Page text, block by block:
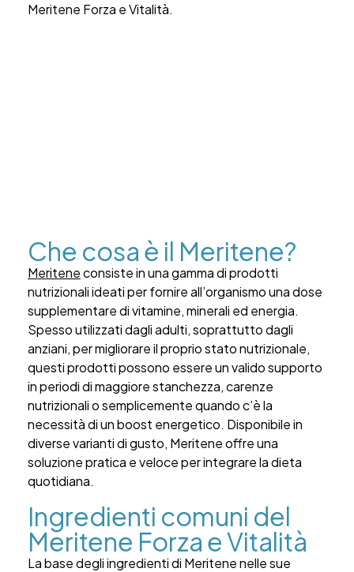
Meritene Forza e Vitalità.
Che cosa è il Meritene?
Meriteneconsiste in una gamma di prodotti
nutrizionali ideati per fornire all’organismo una dose
supplementare di vitamine, minerali ed energia.
Spesso utilizzati dagli adulti, soprattutto dagli
anziani, per migliorare il proprio stato nutrizionale,
questi prodotti possono essere un valido supporto
in periodi di maggiore stanchezza, carenze
nutrizionali o semplicemente quando c’è la
necessità di un boost energetico. Disponibile in
diverse varianti di gusto, Meritene offre una
soluzione pratica e veloce per integrare la dieta
quotidiana.
Ingredienti comuni del
Meritene Forza e Vitalità
La base degli ingredienti di Meritene nelle sue